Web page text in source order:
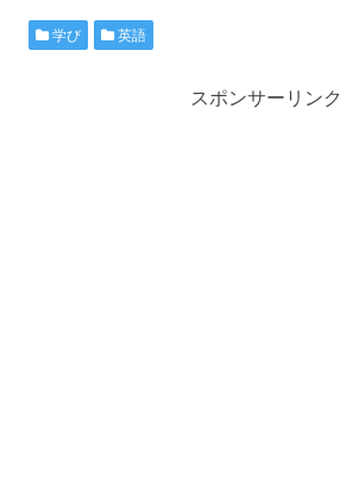
学び 英語
スポンサーリンク